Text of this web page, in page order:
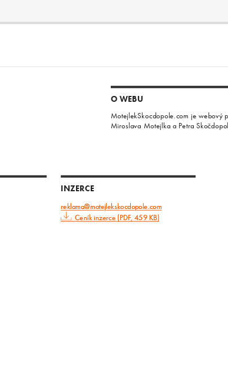
O WEBU
MotejlekSkocdopole.com je webový
Miroslava Motejlka a Petra
INZERCE
reklama@motejlekskocdopole.com
Ceník inzerce (PDF, 459 KB)